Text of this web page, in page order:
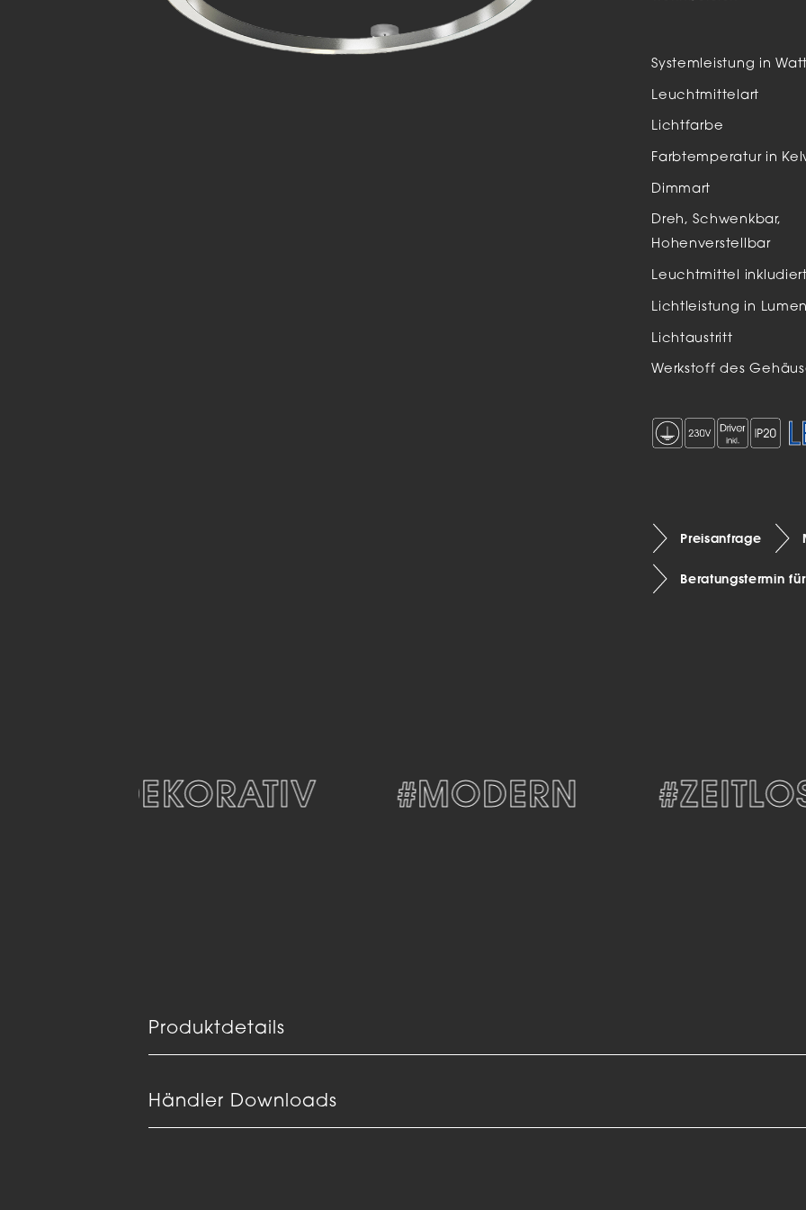
Systemleistung in Watt
Leuchtmittelart
Lichtfarbe
Farbtemperatur in
Dimmart
Dreh, Schwenkbar,
Hohenverstellbar
Leuchtmittel inkludiert
Lichtleistung in Lumen
Lichtaustritt
Werkstoff des
Preisanfrage
Beratungstermin
#DEKORATIV #MODERN #ZEITLOS
Produktdetails
Händler Downloads